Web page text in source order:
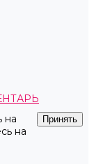
на
на
Принять